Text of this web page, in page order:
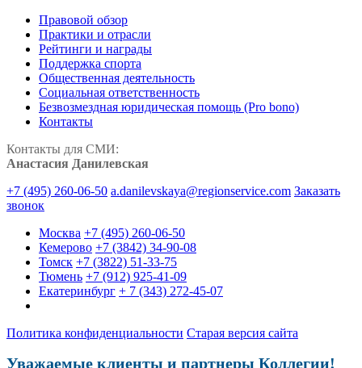
Правовой обзор
Практики и отрасли
Рейтинги и награды
Поддержка спорта
Общественная деятельность
Социальная ответственность
Безвозмездная юридическая помощь (Pro bono)
Контакты
Контакты для СМИ:
Анастасия Данилевская
+7 (495) 260-06-50 a.danilevskaya@regionservice.com Заказать
звонок
Москва +7 (495) 260-06-50
Кемерово +7 (3842) 34-90-08
Томск +7 (3822) 51-33-75
Тюмень +7 (912) 925-41-09
Екатеринбург + 7 (343) 272-45-07
Политика конфиденциальности Старая версия сайта
Уважаемые клиенты и партнеры Коллегии!